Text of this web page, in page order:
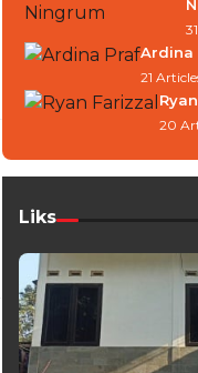
Ardina
21
20
Liks